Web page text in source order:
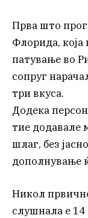
Прва што
Флорида, која
патување во
сопруг
три вкуса.
Додека
тие додавале
шлаг, без
дополнување
Никол
слушнала е 14